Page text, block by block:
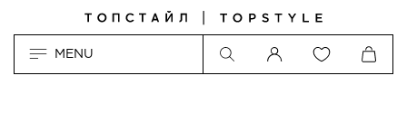
MENU